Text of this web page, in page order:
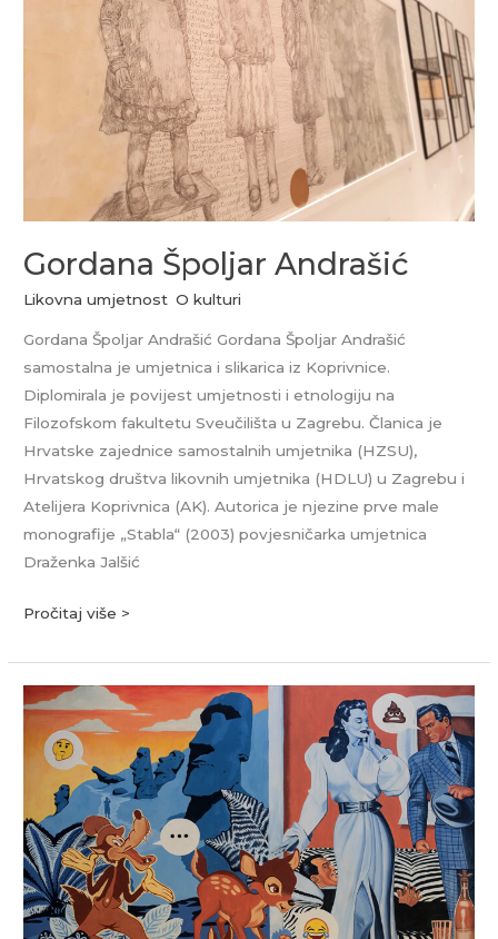
Gordana Špoljar Andrašić
Likovna umjetnost ,O kulturi
Gordana Špoljar Andrašić Gordana Špoljar Andrašić
samostalna je umjetnica i slikarica iz Koprivnice.
Diplomirala je povijest umjetnosti i etnologiju na
Filozofskom fakultetu Sveučilišta u Zagrebu. Članica je
Hrvatske zajednice samostalnih umjetnika (HZSU),
Hrvatskog društva likovnih umjetnika (HDLU) u Zagrebu i
Atelijera Koprivnica (AK). Autorica je njezine prve male
monografije „Stabla“ (2003) povjesničarka umjetnica
Draženka Jalšić
Pročitaj više >
Zvonimir
Haramija